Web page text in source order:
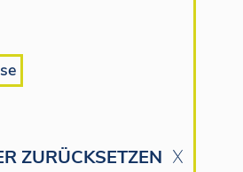
ZURÜCKSETZEN